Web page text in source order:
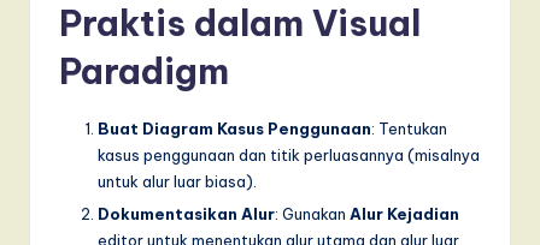
Praktis dalam Visual
Paradigm
Buat Diagram Kasus Penggunaan: Tentukan
kasus penggunaan dan titik perluasannya (misalnya
untuk alur luar biasa).
Dokumentasikan Alur: Gunakan Alur Kejadian
editor untuk menentukan alur utama dan alur luar